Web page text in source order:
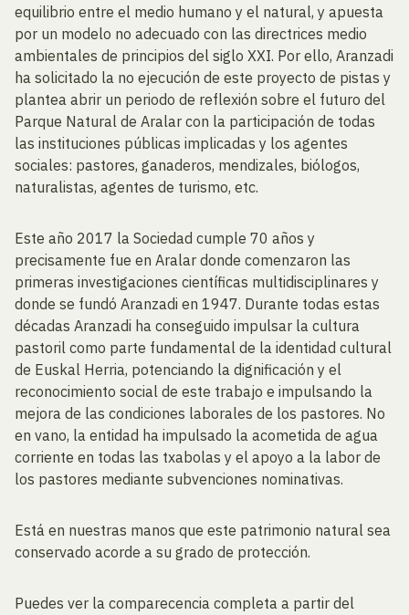
equilibrio entre el medio humano y el natural, y apuesta
por un modelo no adecuado con las directrices medio
ambientales de principios del siglo XXI. Por ello, Aranzadi
ha solicitado la no ejecución de este proyecto de pistas y
plantea abrir un periodo de reflexión sobre el futuro del
Parque Natural de Aralar con la participación de todas
las instituciones públicas implicadas y los agentes
sociales: pastores, ganaderos, mendizales, biólogos,
naturalistas, agentes de turismo, etc.
Este año 2017 la Sociedad cumple 70 años y
precisamente fue en Aralar donde comenzaron las
primeras investigaciones científicas multidisciplinares y
donde se fundó Aranzadi en 1947. Durante todas estas
décadas Aranzadi ha conseguido impulsar la cultura
pastoril como parte fundamental de la identidad cultural
de Euskal Herria, potenciando la dignificación y el
reconocimiento social de este trabajo e impulsando la
mejora de las condiciones laborales de los pastores. No
en vano, la entidad ha impulsado la acometida de agua
corriente en todas las txabolas y el apoyo a la labor de
los pastores mediante subvenciones nominativas.
Está en nuestras manos que este patrimonio natural sea
conservado acorde a su grado de protección.
Puedes ver la comparecencia completa a partir del